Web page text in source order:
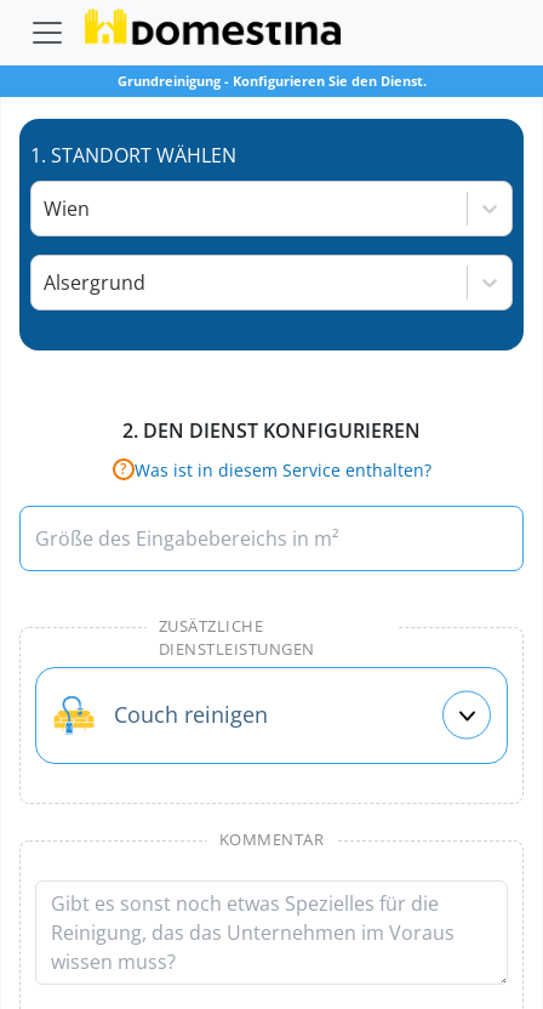
Grundreinigung- Konfigurieren Sie den Dienst.
1. STANDORT WÄHLEN
Wien
Alsergrund
2. DEN DIENST KONFIGURIEREN
? Was ist in diesem Service enthalten?
ZUSÄTZLICHE
DIENSTLEISTUNGEN
Couch reinigen
KOMMENTAR